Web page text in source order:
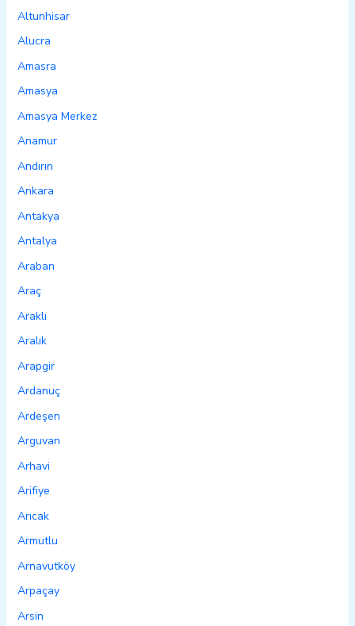
Altunhisar
Alucra
Amasra
Amasya
Amasya Merkez
Anamur
Andırın
Ankara
Antakya
Antalya
Araban
Araç
Araklı
Aralık
Arapgir
Ardanuç
Ardeşen
Arguvan
Arhavi
Arifiye
Arıcak
Armutlu
Arnavutköy
Arpaçay
Arsin